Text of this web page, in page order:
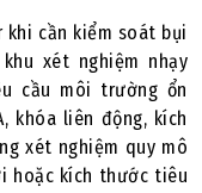
khi cần kiểm soát bụi
xét nghiệm nhạy
cầu môi trường ổn
khóa liên động, kích
xét nghiệm quy mô
hoặc kích thước tiêu